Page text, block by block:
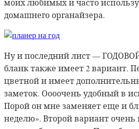
моих любимых и часто
домашнего органайзера.
Ну и последний лист —
бланк также имеет 2 вариант.
цветной и имеет
заметок. Оооочень удобный в
Порой он мне заменяет еще и
неделю». Второй вариант